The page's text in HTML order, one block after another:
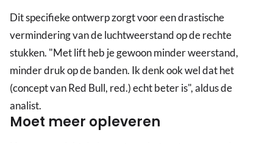
Dit specifieke ontwerp zorgt voor een drastische
vermindering van de luchtweerstand op de rechte
stukken. "Met lift heb je gewoon minder weerstand,
minder druk op de banden. Ik denk ook wel dat het
(concept van Red Bull, red.) echt beter is", aldus de
analist.
Moet meer opleveren